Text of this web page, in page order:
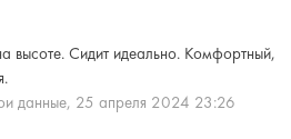
высоте. Сидит идеально. Комфортный,
данные, 25 апреля 2024 23:26